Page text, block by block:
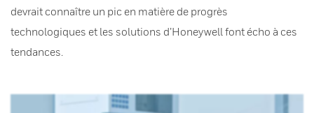
devrait connaître un pic en matière de progrès
technologiques et les solutions d’Honeywell font écho à ces
tendances.